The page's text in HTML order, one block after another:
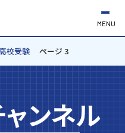
MENU
校受験 ページ 3
ンネル